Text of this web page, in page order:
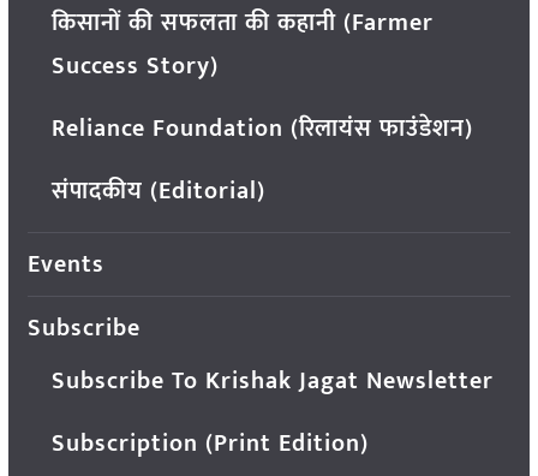
किसानों की सफलता की कहानी (Farmer
Success Story)
Reliance Foundation (रिलायंस फाउंडेशन)
संपादकीय (Editorial)
Events
Subscribe
Subscribe To Krishak Jagat Newsletter
Subscription (Print Edition)